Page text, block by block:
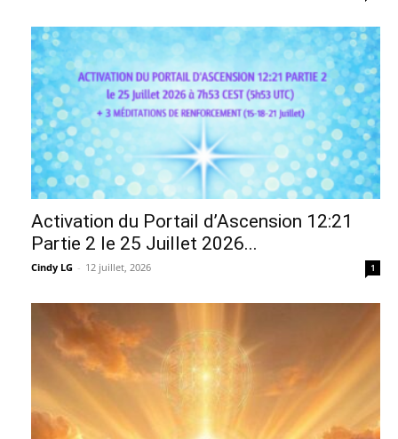
Activation du Portail d’Ascension 12:21
Partie 2 le 25 Juillet 2026...
Cindy LG - 12 juillet, 2026 1